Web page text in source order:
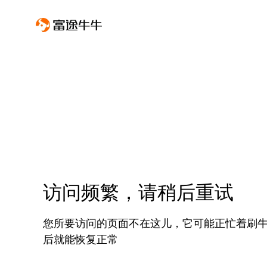
访问频繁，请稍后重试
您所要访问的页面不在这儿，它可能正忙着刷
后就能恢复正常